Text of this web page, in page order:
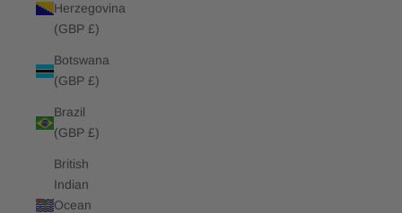
Herzegovina
(GBP £)
Botswana
(GBP £)
Brazil
(GBP £)
British
Indian
Ocean